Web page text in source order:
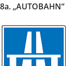
8a. „AUTOBAHN“